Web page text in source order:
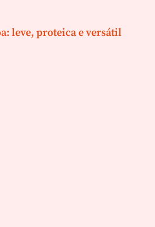
leve, proteica e versátil